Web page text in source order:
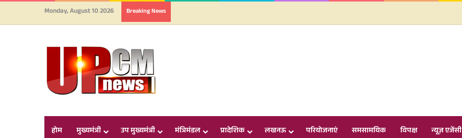
Monday, August 10 2026 Breaking News
होम मुख्यमंत्री उप मुख्यमंत्री मंत्रिमंडल प्रादेशिक लखनऊ परियोजनाएं समसामयिक विपक्ष न्यूज़ एजेंसी